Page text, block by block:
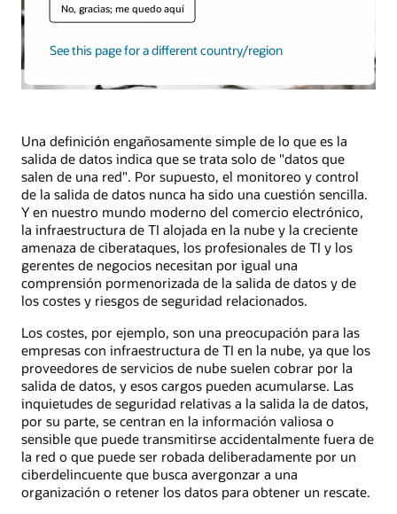
No, gracias; me quedo aquí
See this page for a different country/region
Una definición engañosamente simple de lo que es la
salida de datos indica que se trata solo de "datos que
salen de una red". Por supuesto, el monitoreo y control
de la salida de datos nunca ha sido una cuestión sencilla.
Y en nuestro mundo moderno del comercio electrónico,
la infraestructura de TI alojada en la nube y la creciente
amenaza de ciberataques, los profesionales de TI y los
gerentes de negocios necesitan por igual una
comprensión pormenorizada de la salida de datos y de
los costes y riesgos de seguridad relacionados.
Los costes, por ejemplo, son una preocupación para las
empresas con infraestructura de TI en la nube, ya que los
proveedores de servicios de nube suelen cobrar por la
salida de datos, y esos cargos pueden acumularse. Las
inquietudes de seguridad relativas a la salida la de datos,
por su parte, se centran en la información valiosa o
sensible que puede transmitirse accidentalmente fuera de
la red o que puede ser robada deliberadamente por un
ciberdelincuente que busca avergonzar a una
organización o retener los datos para obtener un rescate.